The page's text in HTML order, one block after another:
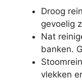
Droog
gevoelig
Nat
banken.
vlekken